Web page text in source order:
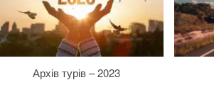
Архів турів – 2023